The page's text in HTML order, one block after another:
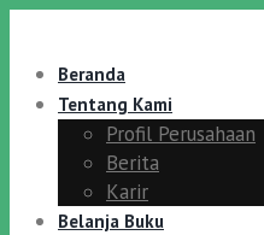
Beranda
Tentang Kami
Profil Perusahaan
Berita
Karir
Belanja Buku